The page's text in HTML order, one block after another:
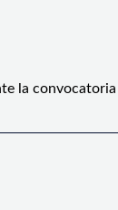
la